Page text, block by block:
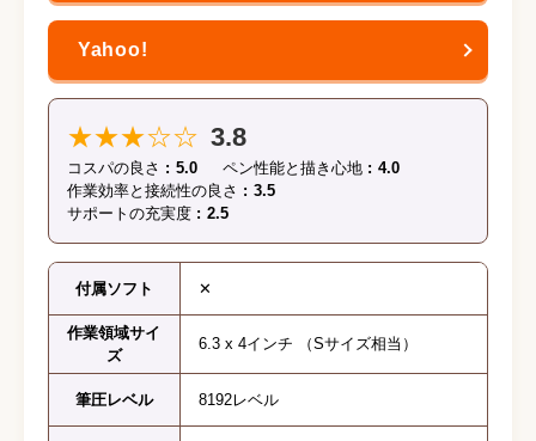
★★★☆☆ 3.8
コスパの良さ 5.0 ペン性能と描き心地
4.0
作業効率と接続性の良さ
3.5
サポートの充実度
2.5
付属ソフト ✕
作業領域サイ
ズ
6.3 x 4インチ （Sサイズ相当）
筆圧レベル 8192レベル